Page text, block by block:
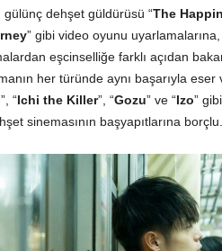
gülünç dehşet güldürüsü “The
” gibi video oyunu uyarlamalarına,
eşcinselliğe farklı açıdan
her türünde aynı başarıyla
”, “Ichi the Killer”, “Gozu” ve “Izo”
sinemasının başyapıtlarına borçlu.